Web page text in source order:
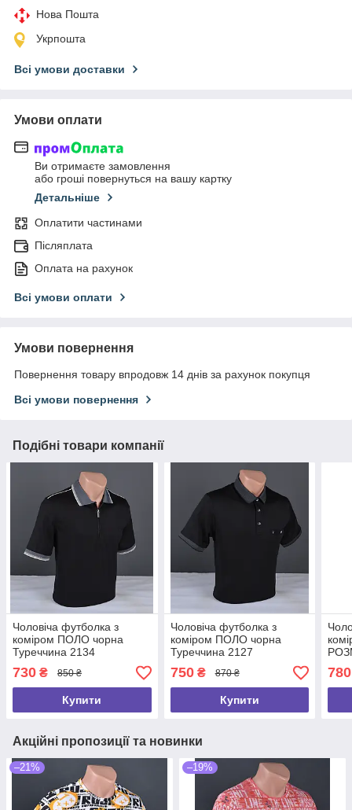
Нова Пошта
Укрпошта
Всі умови доставки
Умови оплати
Ви отримаєте замовлення
або гроші повернуться на вашу картку
Детальніше
Оплатити частинами
Післяплата
Оплата на рахунок
Всі умови оплати
Умови повернення
Повернення товару впродовж 14 днів за рахунок покупця
Всі умови повернення
Подібні товари компанії
Чоловіча футболка з
коміром ПОЛО чорна
Туреччина 2134
730 ₴ 850 ₴
Купити
Чоловіча футболка з
коміром ПОЛО чорна
Туреччина 2127
750₴ 870 ₴
Купити
780
Акційні пропозиції та новинки
–21% –19%